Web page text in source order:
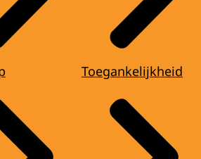
Toegankelijkheid